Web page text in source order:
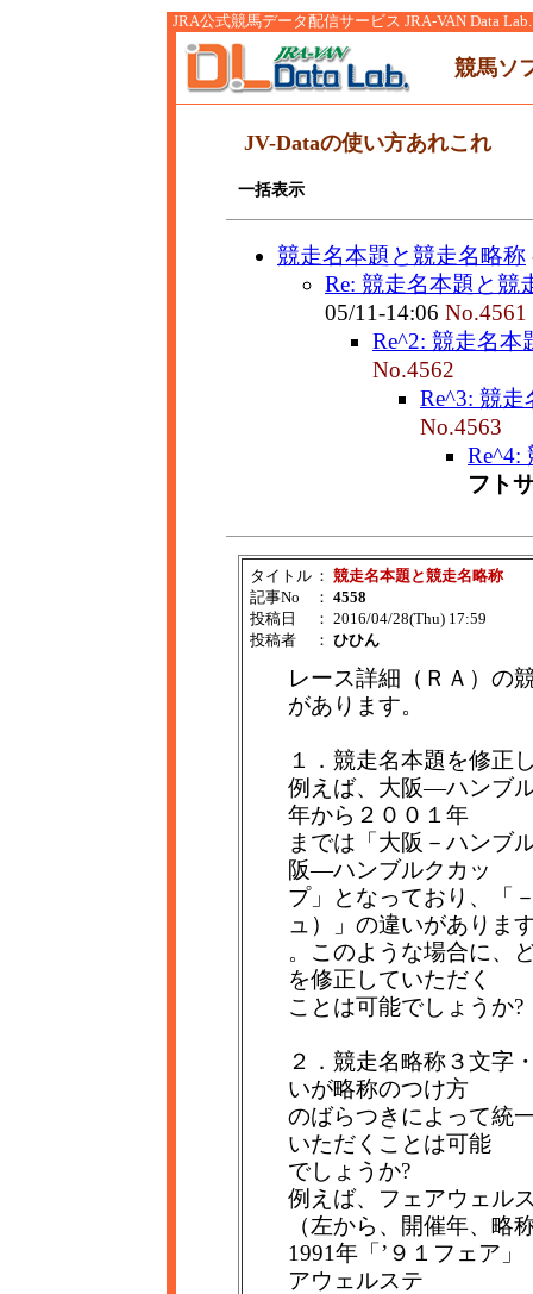
JRA公式競馬データ配信サービス JRA-VAN Data Lab.
競馬ソ
JV-Dataの使い方あれこれ
一括表示
競走名本題と競走名略称
Re: 競走名本題と競
05/11-14:06 No.4561
Re^2: 競走名本
No.4562
Re^3: 競
No.4563
Re^4:
フト
タイトル ： 競走名本題と競走名略称
記事No
： 4558
投稿日
： 2016/04/28(Thu) 17:59
投稿者
： ひひん
レース詳細（ＲＡ）の
があります。
１．競走名本題を修正
例えば、大阪―ハンブ
年から２００１年
までは「大阪－ハンブ
阪―ハンブルクカッ
プ」となっており、「
ュ）」の違いがありま
。このような場合に、
を修正していただく
ことは可能でしょうか?
２．競走名略称３文字
いが略称のつけ方
のばらつきによって統
いただくことは可能
でしょうか?
例えば、フェアウェル
（左から、開催年、略
1991年「’９１フェア
アウェルステ